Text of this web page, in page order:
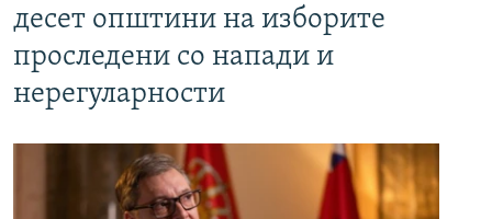
десет општини на изборите
проследени со напади и
нерегуларности